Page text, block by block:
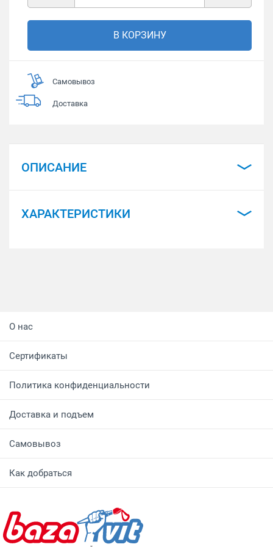
В КОРЗИНУ
Самовывоз
Доставка
ОПИСАНИЕ
ХАРАКТЕРИСТИКИ
О нас
Сертификаты
Политика конфиденциальности
Доставка и подъем
Самовывоз
Как добраться